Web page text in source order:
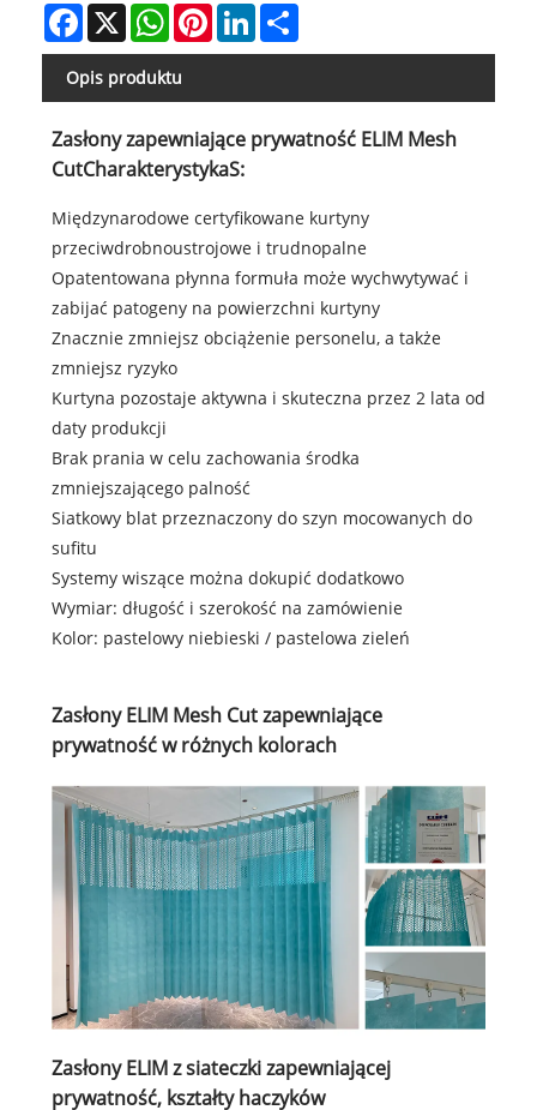
Facebook
X WhatsAppPinterestLinkedIn
Opis produktu
Zasłony zapewniające prywatność ELIM Mesh
CutCharakterystykaS:
Międzynarodowe certyfikowane kurtyny
przeciwdrobnoustrojowe i trudnopalne
Opatentowana płynna formuła może wychwytywać i
zabijać patogeny na powierzchni kurtyny
Znacznie zmniejsz obciążenie personelu, a także
zmniejsz ryzyko
Kurtyna pozostaje aktywna i skuteczna przez 2 lata od
daty produkcji
Brak prania w celu zachowania środka
zmniejszającego palność
Siatkowy blat przeznaczony do szyn mocowanych do
sufitu
Systemy wiszące można dokupić dodatkowo
Wymiar: długość i szerokość na zamówienie
Kolor: pastelowy niebieski / pastelowa zieleń
Zasłony ELIM Mesh Cut zapewniające
prywatność w różnych kolorach
Zasłony ELIM z siateczki zapewniającej
prywatność, kształty haczyków